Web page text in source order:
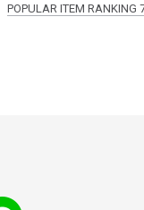
POPULAR ITEM